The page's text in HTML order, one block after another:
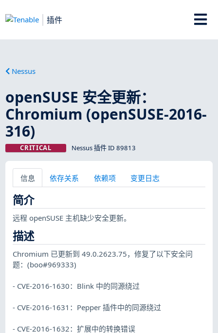
插件
Nessus
openSUSE 安全更新：
Chromium (openSUSE-2016-
316)
CRITICAL Nessus 插件 ID 89813
信息 依存关系 依赖项 变更日志
简介
远程 openSUSE 主机缺少安全更新。
描述
Chromium 已更新到 49.0.2623.75，修复了以下安全问
题：(boo#969333)
- CVE-2016-1630：Blink 中的同源绕过
- CVE-2016-1631：Pepper 插件中的同源绕过
- CVE-2016-1632：扩展中的转换错误